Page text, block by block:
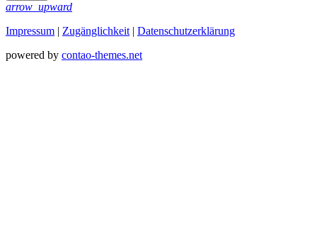
arrow_upward
Impressum | Zugänglichkeit | Datenschutz­erklärung
powered by contao-themes.net